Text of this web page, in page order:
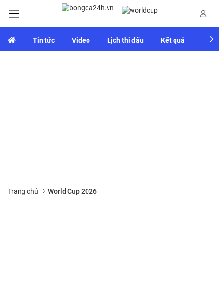
Tin tức Video Lịch thi đấu Kết quả
Trang chủ World Cup 2026